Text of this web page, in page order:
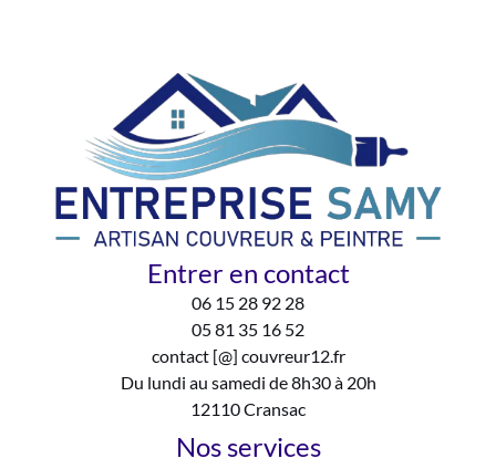
Entrer en contact
06 15 28 92 28
05 81 35 16 52
contact [@] couvreur12.fr
Du lundi au samedi de 8h30 à 20h
12110 Cransac
Nos services